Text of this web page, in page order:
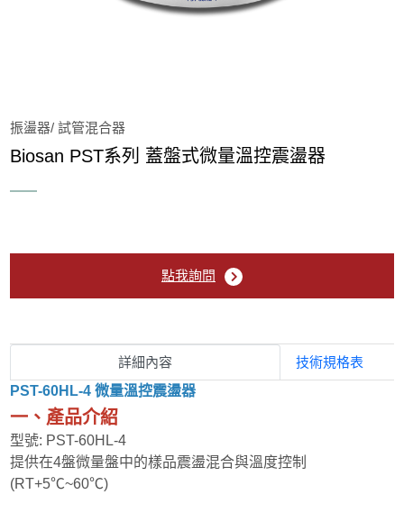
核酸電泳系統
Multi Bio RS-24 可編程混合震盪器
GenPure 小型迴轉式震盪器
GenPure 微量迴轉震盪器
GenPure小型試管旋轉混合器
振盪器/ 試管混合器
Biosan PST系列 蓋盤式微量溫控震盪器
點我詢問
詳細內容
技術規格表
PST-60HL-4 微量溫控震盪器
一、產品介紹
型號: PST-60HL-4
提供在4盤微量盤中的樣品震盪混合與溫度控制
(RT+5℃~60℃)